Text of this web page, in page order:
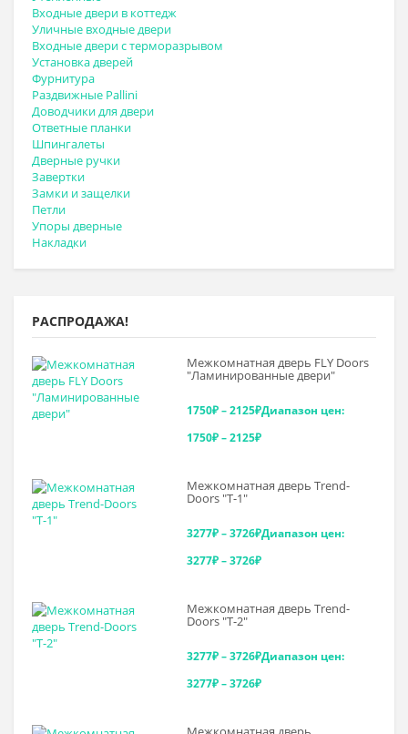
Входные двери в коттедж
Уличные входные двери
Входные двери с терморазрывом
Установка дверей
Фурнитура
Раздвижные Pallini
Доводчики для двери
Ответные планки
Шпингалеты
Дверные ручки
Завертки
Замки и защелки
Петли
Упоры дверные
Накладки
РАСПРОДАЖА!
Межкомнатная дверь FLY Doors
"Ламинированные двери"
1750₽–2125₽Диапазон цен:
1750₽ – 2125₽
Межкомнатная дверь Trend-
Doоrs "Т-1"
3277₽–3726₽Диапазон цен:
3277₽ – 3726₽
Межкомнатная дверь Trend-
Doоrs "Т-2"
3277₽–3726₽Диапазон цен:
3277₽ – 3726₽